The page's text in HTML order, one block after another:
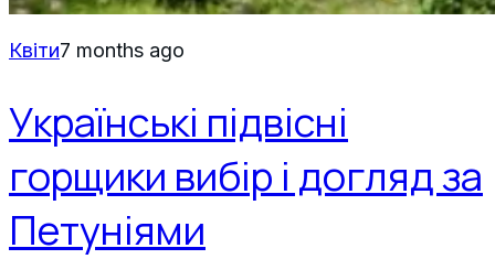
Квіти7 months ago
Українські підвісні
горщики вибір і догляд за
Петуніями